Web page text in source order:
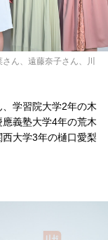
ん、遠藤奈子さん、川
学習院大学2年の木
義塾大学4年の荒木
大学3年の樋口愛梨